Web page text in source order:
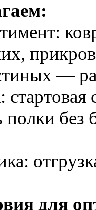
—
полки без
для